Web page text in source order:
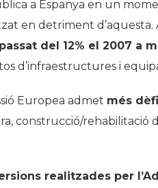
a Espanya en un
en detriment d’aquesta.
del 12% el 2007 a
d’infraestructures i
Europea admet més
construcció/rehabilitació
realitzades per